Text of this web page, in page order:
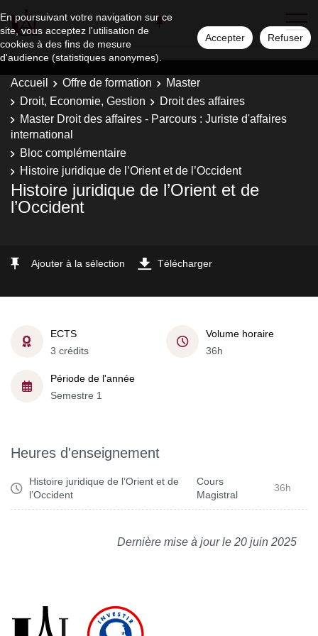
En poursuivant votre navigation sur ce
site, vous acceptez l'utilisation de
cookies à des fins de mesure
d'audience (statistiques anonymes).
Accepter Refuser
Accueil Offre de formation
Master
Droit, Economie, Gestion
Droit des affaires
Master Droit des affaires - Parcours : Juriste d'affaires
international
Bloc complémentaire
Histoire juridique de l’Orient et de l’Occident
Histoire juridique de l’Orient et de
l’Occident
Ajouter à la sélection Télécharger
ECTS
3 crédits
Volume horaire
36h
Période de l'année
Semestre 1
Heures d'enseignement
Histoire juridique de l’Orient et de
l’Occident
Cours
Magistral
36h
Dernière mise à jour le 20 juin 2025